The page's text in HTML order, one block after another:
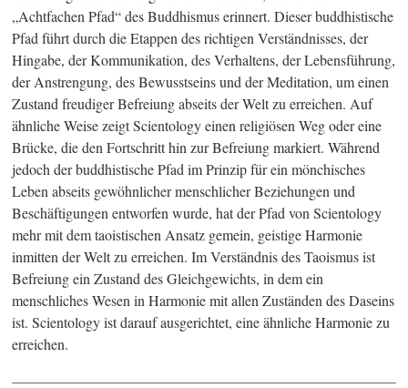
„Achtfachen Pfad“ des Buddhismus erinnert. Dieser buddhistische
Pfad führt durch die Etappen des richtigen Verständnisses, der
Hingabe, der Kommunikation, des Verhaltens, der Lebensführung,
der Anstrengung, des Bewusstseins und der Meditation, um einen
Zustand freudiger Befreiung abseits der Welt zu erreichen. Auf
ähnliche Weise zeigt Scientology einen religiösen Weg oder eine
Brücke, die den Fortschritt hin zur Befreiung markiert. Während
jedoch der buddhistische Pfad im Prinzip für ein mönchisches
Leben abseits gewöhnlicher menschlicher Beziehungen und
Beschäftigungen entworfen wurde, hat der Pfad von Scientology
mehr mit dem taoistischen Ansatz gemein, geistige Harmonie
inmitten der Welt zu erreichen. Im Verständnis des Taoismus ist
Befreiung ein Zustand des Gleichgewichts, in dem ein
menschliches Wesen in Harmonie mit allen Zuständen des Daseins
ist. Scientology ist darauf ausgerichtet, eine ähnliche Harmonie zu
erreichen.